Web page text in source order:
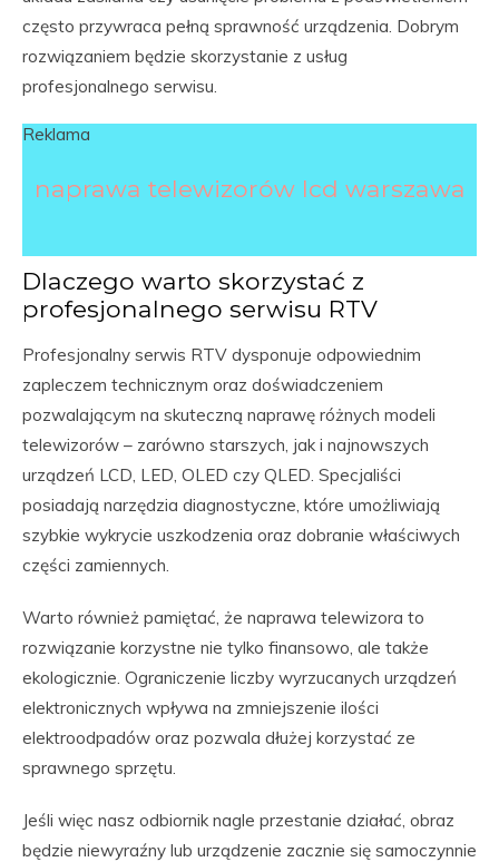
często przywraca pełną sprawność urządzenia. Dobrym
rozwiązaniem będzie skorzystanie z usług
profesjonalnego serwisu.
Reklama
naprawa telewizorów lcd warszawa
Dlaczego warto skorzystać z
profesjonalnego serwisu RTV
Profesjonalny serwis RTV dysponuje odpowiednim
zapleczem technicznym oraz doświadczeniem
pozwalającym na skuteczną naprawę różnych modeli
telewizorów – zarówno starszych, jak i najnowszych
urządzeń LCD, LED, OLED czy QLED. Specjaliści
posiadają narzędzia diagnostyczne, które umożliwiają
szybkie wykrycie uszkodzenia oraz dobranie właściwych
części zamiennych.
Warto również pamiętać, że naprawa telewizora to
rozwiązanie korzystne nie tylko finansowo, ale także
ekologicznie. Ograniczenie liczby wyrzucanych urządzeń
elektronicznych wpływa na zmniejszenie ilości
elektroodpadów oraz pozwala dłużej korzystać ze
sprawnego sprzętu.
Jeśli więc nasz odbiornik nagle przestanie działać, obraz
będzie niewyraźny lub urządzenie zacznie się samoczynnie